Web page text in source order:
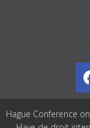
Hague Conference